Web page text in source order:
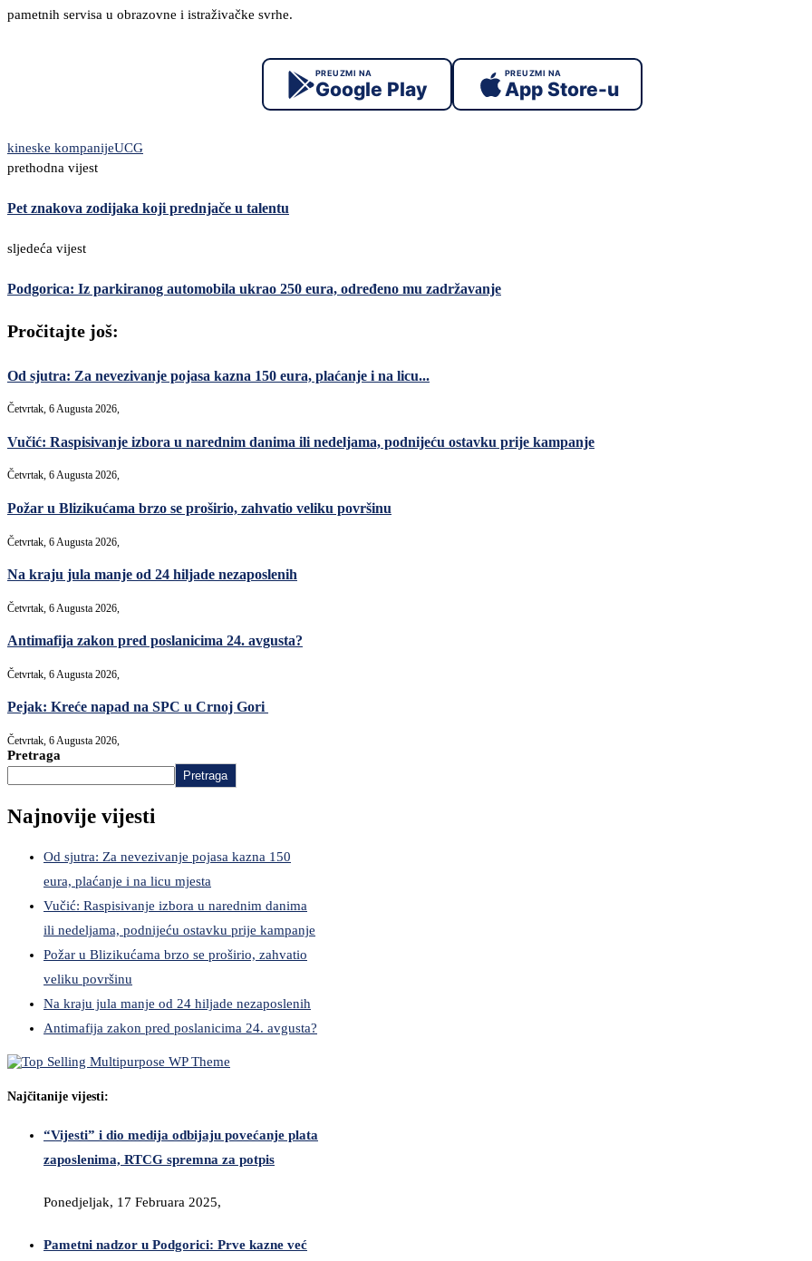
pametnih servisa u obrazovne i istraživačke svrhe.
PREUZMI NA
Google Play
PREUZMI NA
App Store-u
kineske kompanijeUCG
prethodna vijest
Pet znakova zodijaka koji prednjače u talentu
sljedeća vijest
Podgorica: Iz parkiranog automobila ukrao 250 eura, određeno mu zadržavanje
Pročitajte još:
Od sjutra: Za nevezivanje pojasa kazna 150 eura, plaćanje i na licu...
Četvrtak, 6 Augusta 2026,
Vučić: Raspisivanje izbora u narednim danima ili nedeljama, podnijeću ostavku prije kampanje
Četvrtak, 6 Augusta 2026,
Požar u Blizikućama brzo se proširio, zahvatio veliku površinu
Četvrtak, 6 Augusta 2026,
Na kraju jula manje od 24 hiljade nezaposlenih
Četvrtak, 6 Augusta 2026,
Antimafija zakon pred poslanicima 24. avgusta?
Četvrtak, 6 Augusta 2026,
Pejak: Kreće napad na SPC u Crnoj Gori
Četvrtak, 6 Augusta 2026,
Pretraga
Pretraga
Najnovije vijesti
Od sjutra: Za nevezivanje pojasa kazna 150
eura, plaćanje i na licu mjesta
Vučić: Raspisivanje izbora u narednim danima
ili nedeljama, podnijeću ostavku prije kampanje
Požar u Blizikućama brzo se proširio, zahvatio
veliku površinu
Na kraju jula manje od 24 hiljade nezaposlenih
Antimafija zakon pred poslanicima 24. avgusta?
Najčitanije vijesti:
“Vijesti” i dio medija odbijaju povećanje plata
zaposlenima, RTCG spremna za potpis
Ponedjeljak, 17 Februara 2025,
Pametni nadzor u Podgorici: Prve kazne već